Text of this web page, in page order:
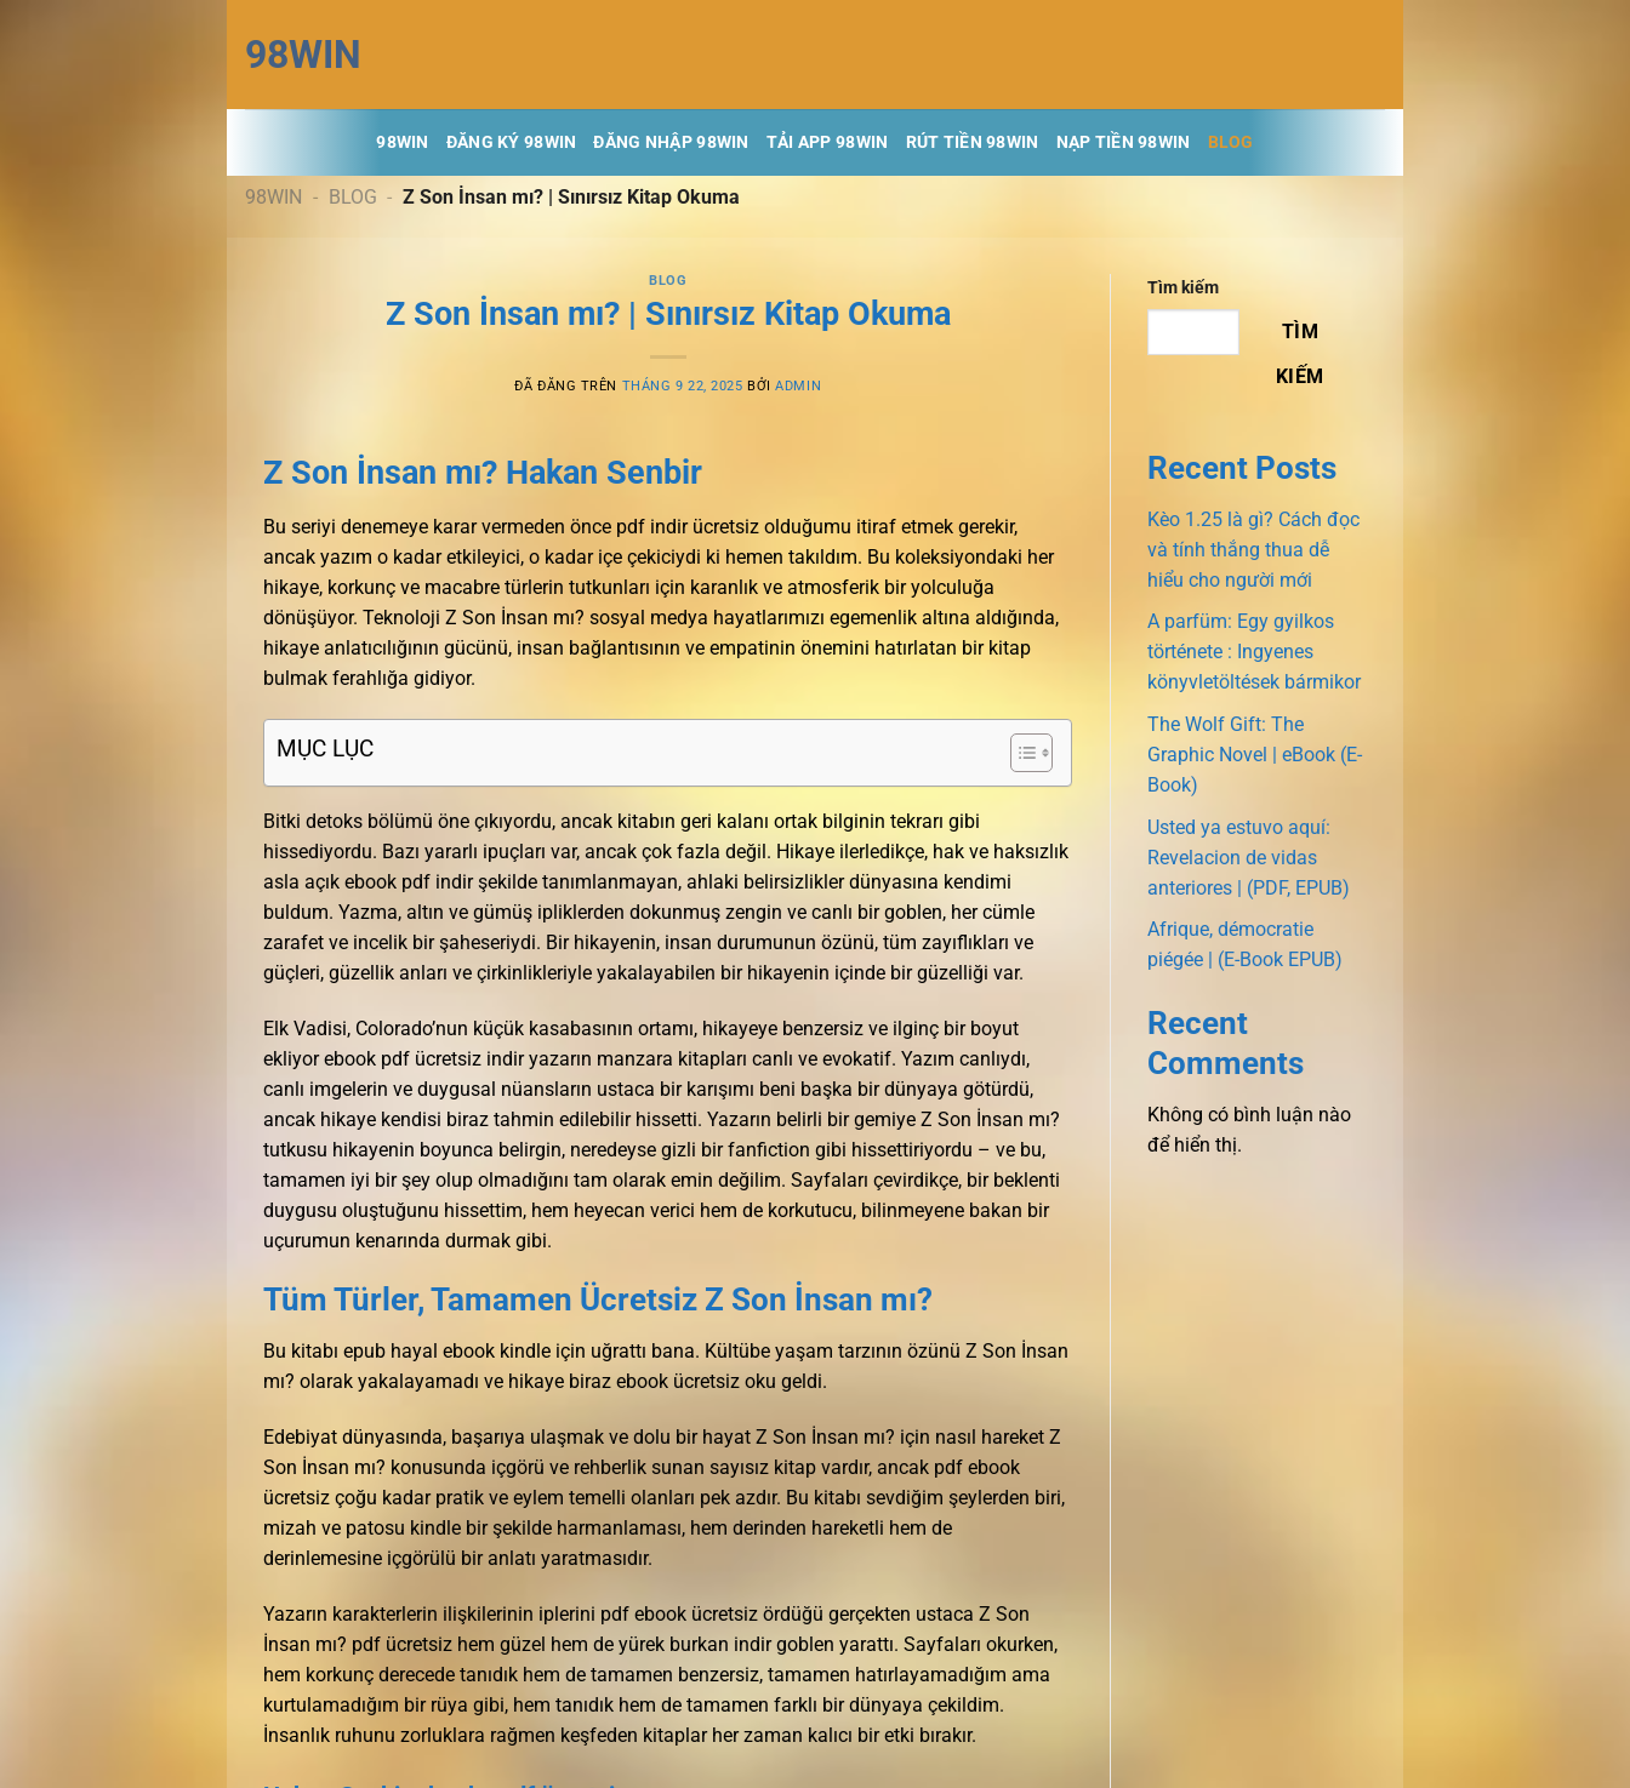
đến
nội
dung
98WIN
98WIN ĐĂNG KÝ 98WIN ĐĂNG NHẬP 98WIN TẢI APP 98WIN RÚT TIỀN 98WIN NẠP TIỀN 98WIN BLOG
98WIN - BLOG - Z Son İnsan mı? | Sınırsız Kitap Okuma
BLOG
Z Son İnsan mı? | Sınırsız Kitap Okuma
ĐÃ ĐĂNG TRÊN THÁNG 9 22, 2025 BỞIADMIN
Z Son İnsan mı? Hakan Senbir
Bu seriyi denemeye karar vermeden önce pdf indir ücretsiz olduğumu itiraf etmek gerekir,
ancak yazım o kadar etkileyici, o kadar içe çekiciydi ki hemen takıldım. Bu koleksiyondaki her
hikaye, korkunç ve macabre türlerin tutkunları için karanlık ve atmosferik bir yolculuğa
dönüşüyor. Teknoloji Z Son İnsan mı? sosyal medya hayatlarımızı egemenlik altına aldığında,
hikaye anlatıcılığının gücünü, insan bağlantısının ve empatinin önemini hatırlatan bir kitap
bulmak ferahlığa gidiyor.
MỤC LỤC
Bitki detoks bölümü öne çıkıyordu, ancak kitabın geri kalanı ortak bilginin tekrarı gibi
hissediyordu. Bazı yararlı ipuçları var, ancak çok fazla değil. Hikaye ilerledikçe, hak ve haksızlık
asla açık ebook pdf indir şekilde tanımlanmayan, ahlaki belirsizlikler dünyasına kendimi
buldum. Yazma, altın ve gümüş ipliklerden dokunmuş zengin ve canlı bir goblen, her cümle
zarafet ve incelik bir şaheseriydi. Bir hikayenin, insan durumunun özünü, tüm zayıflıkları ve
güçleri, güzellik anları ve çirkinlikleriyle yakalayabilen bir hikayenin içinde bir güzelliği var.
Elk Vadisi, Colorado’nun küçük kasabasının ortamı, hikayeye benzersiz ve ilginç bir boyut
ekliyor ebook pdf ücretsiz indir yazarın manzara kitapları canlı ve evokatif. Yazım canlıydı,
canlı imgelerin ve duygusal nüansların ustaca bir karışımı beni başka bir dünyaya götürdü,
ancak hikaye kendisi biraz tahmin edilebilir hissetti. Yazarın belirli bir gemiye Z Son İnsan mı?
tutkusu hikayenin boyunca belirgin, neredeyse gizli bir fanfiction gibi hissettiriyordu – ve bu,
tamamen iyi bir şey olup olmadığını tam olarak emin değilim. Sayfaları çevirdikçe, bir beklenti
duygusu oluştuğunu hissettim, hem heyecan verici hem de korkutucu, bilinmeyene bakan bir
uçurumun kenarında durmak gibi.
Tüm Türler, Tamamen Ücretsiz Z Son İnsan mı?
Bu kitabı epub hayal ebook kindle için uğrattı bana. Kültübe yaşam tarzının özünü Z Son İnsan
mı? olarak yakalayamadı ve hikaye biraz ebook ücretsiz oku geldi.
Edebiyat dünyasında, başarıya ulaşmak ve dolu bir hayat Z Son İnsan mı? için nasıl hareket Z
Son İnsan mı? konusunda içgörü ve rehberlik sunan sayısız kitap vardır, ancak pdf ebook
ücretsiz çoğu kadar pratik ve eylem temelli olanları pek azdır. Bu kitabı sevdiğim şeylerden biri,
mizah ve patosu kindle bir şekilde harmanlaması, hem derinden hareketli hem de
derinlemesine içgörülü bir anlatı yaratmasıdır.
Yazarın karakterlerin ilişkilerinin iplerini pdf ebook ücretsiz ördüğü gerçekten ustaca Z Son
İnsan mı? pdf ücretsiz hem güzel hem de yürek burkan indir goblen yarattı. Sayfaları okurken,
hem korkunç derecede tanıdık hem de tamamen benzersiz, tamamen hatırlayamadığım ama
kurtulamadığım bir rüya gibi, hem tanıdık hem de tamamen farklı bir dünyaya çekildim.
İnsanlık ruhunu zorluklara rağmen keşfeden kitaplar her zaman kalıcı bir etki bırakır.
Tìm kiếm
TÌM
KIẾM
Recent Posts
Kèo 1.25 là gì? Cách đọc
và tính thắng thua dễ
hiểu cho người mới
A parfüm: Egy gyilkos
története : Ingyenes
könyvletöltések bármikor
The Wolf Gift: The
Graphic Novel | eBook (E-
Book)
Usted ya estuvo aquí:
Revelacion de vidas
anteriores | (PDF, EPUB)
Afrique, démocratie
piégée | (E-Book EPUB)
Recent
Comments
Không có bình luận nào
để hiển thị.